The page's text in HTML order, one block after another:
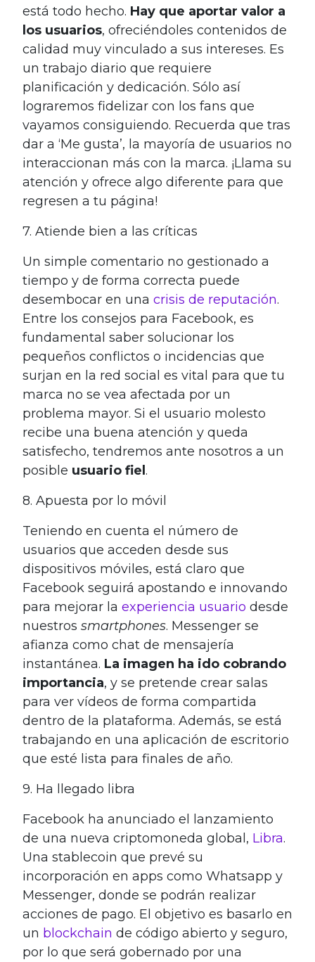
está todo hecho. Hay que aportar valor a
los usuarios, ofreciéndoles contenidos de
calidad muy vinculado a sus intereses. Es
un trabajo diario que requiere
planificación y dedicación. Sólo así
lograremos fidelizar con los fans que
vayamos consiguiendo. Recuerda que tras
dar a ‘Me gusta’, la mayoría de usuarios no
interaccionan más con la marca. ¡Llama su
atención y ofrece algo diferente para que
regresen a tu página!
7. Atiende bien a las críticas
Un simple comentario no gestionado a
tiempo y de forma correcta puede
desembocar en una crisis de reputación.
Entre los consejos para Facebook, es
fundamental saber solucionar los
pequeños conflictos o incidencias que
surjan en la red social es vital para que tu
marca no se vea afectada por un
problema mayor. Si el usuario molesto
recibe una buena atención y queda
satisfecho, tendremos ante nosotros a un
posible usuario fiel .
8. Apuesta por lo móvil
Teniendo en cuenta el número de
usuarios que acceden desde sus
dispositivos móviles, está claro que
Facebook seguirá apostando e innovando
para mejorar la experiencia usuario desde
nuestros smartphones. Messenger se
afianza como chat de mensajería
instantánea. La imagen ha ido cobrando
importancia, y se pretende crear salas
para ver vídeos de forma compartida
dentro de la plataforma. Además, se está
trabajando en una aplicación de escritorio
que esté lista para finales de año.
9. Ha llegado libra
Facebook ha anunciado el lanzamiento
de una nueva criptomoneda global, Libra.
Una stablecoin que prevé su
incorporación en apps como Whatsapp y
Messenger, donde se podrán realizar
acciones de pago. El objetivo es basarlo en
un blockchain de código abierto y seguro,
por lo que será gobernado por una